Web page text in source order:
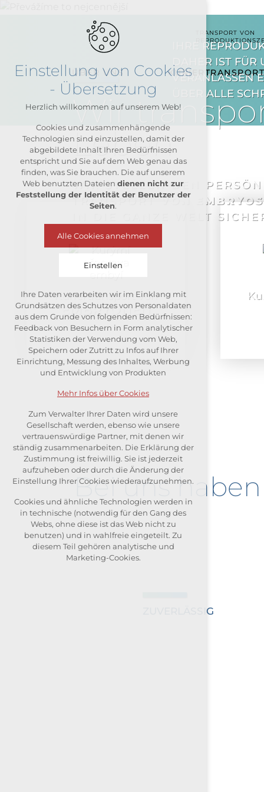
TRANSPORT VON
ÜBER UNS
Wir
Leben
WIR STELLEN DEN
TRANSPORTVON
IN DIE GANZE WELT
IHRE
DAHER IST FÜR
VERANLASSEN
ÜBER ALLE
Kuriertransport von
EMBRYONEN
Bei uns
ZUVERLÄSSIG
Einstellung von Cookies
- Übersetzung
Herzlich willkommen auf unserem Web!
Cookies und zusammenhängende
Technologien sind einzustellen, damit der
abgebildete Inhalt Ihren Bedürfnissen
entspricht und Sie auf dem Web genau das
finden, was Sie brauchen. Die auf unserem
Web benutzten Dateien dienen nicht zur
Feststellung der Identität der Benutzer der
Seiten.
Alle Cookies annehmen
Einstellen
Technische Cookies
notwendig für Webbetrieb
Festhalten des Kontextes der
Seiten (session): etwaige
Anmeldungen, Wahlen der
Wahlfreie Cookies
analytische für die anonymisierte
Auswertung der Besucherzahl
Marketing-Cookies (Google,
Seznam)
Mehr Infos über Cookies
Alle Cookies annehmen
Ihre Daten verarbeiten wir im Einklang mit
Grundsätzen des Schutzes von Personaldaten
aus dem Grunde von folgenden Bedürfnissen:
Feedback von Besuchern in Form analytischer
Statistiken der Verwendung vom Web,
Speichern oder Zutritt zu Infos auf Ihrer
Einrichtung, Messung des Inhaltes, Werbung
und Entwicklung von Produkten
Mehr Infos über Cookies
Zum Verwalter Ihrer Daten wird unsere
Gesellschaft werden, ebenso wie unsere
vertrauenswürdige Partner, mit denen wir
ständig zusammenarbeiten. Die Erklärung der
Zustimmung ist freiwillig. Sie ist jederzeit
aufzuheben oder durch die Änderung der
Einstellung Ihrer Cookies wiederaufzunehmen.
Cookies und ähnliche Technologien werden in
in technische (notwendig für den Gang des
Webs, ohne diese ist das Web nicht zu
benutzen) und in wahlfreie eingeteilt. Zu
diesem Teil gehören analytische und
Marketing-Cookies.